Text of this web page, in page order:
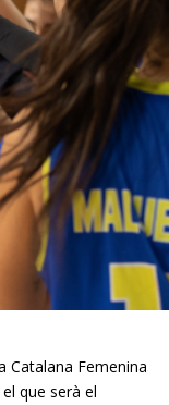
Catalana Femenina
que serà el